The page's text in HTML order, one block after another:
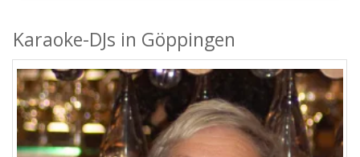
Karaoke-DJs in Göppingen